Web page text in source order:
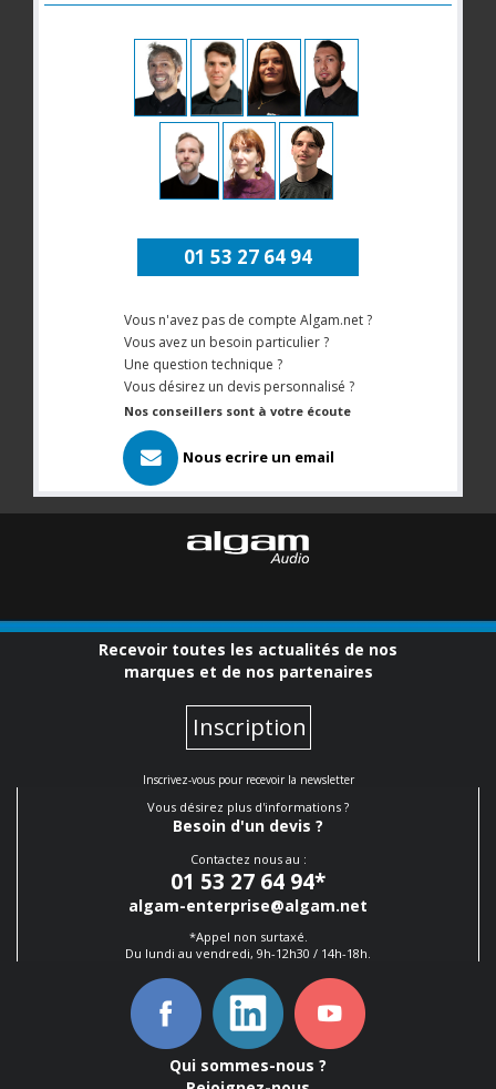
01 53 27 64 94
Vous n'avez pas de compte Algam.net ?
Vous avez un besoin particulier ?
Une question technique ?
Vous désirez un devis personnalisé ?
Nos conseillers sont à votre écoute
Nous ecrire un email
Recevoir toutes les actualités de nos
marques et de nos partenaires
Inscription
Inscrivez-vous pour recevoir la newsletter
Vous désirez plus d'informations ?
Besoin d'un devis ?
Contactez nous au :
01 53 27 64 94*
algam-enterprise@algam.net
*Appel non surtaxé.
Du lundi au vendredi, 9h-12h30 / 14h-18h.
Qui sommes-nous ?